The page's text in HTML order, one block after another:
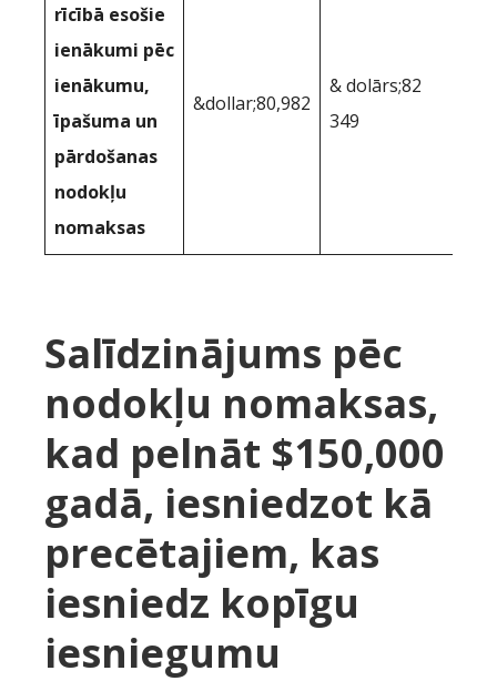
rīcībā esošie
ienākumi pēc
ienākumu,
īpašuma un
pārdošanas
nodokļu
nomaksas
&dollar;80,982
& dolārs;82
349
Salīdzinājums pēc
nodokļu nomaksas,
kad pelnāt $150,000
gadā, iesniedzot kā
precētajiem, kas
iesniedz kopīgu
iesniegumu